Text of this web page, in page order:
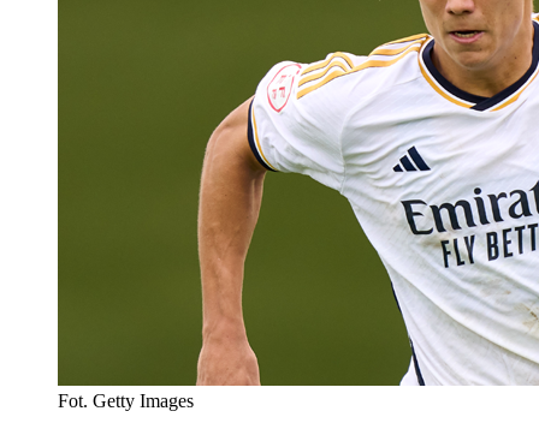
Fot. Getty Images